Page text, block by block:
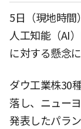
5日（現地時間
人工知能（AI
に対する懸念
ダウ工業株30
落し、ニュー
発表したパラ